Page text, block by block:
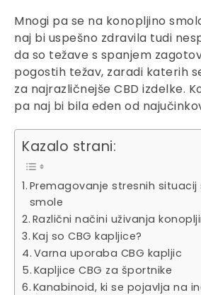
Mnogi pa se na konopljino
naj bi uspešno zdravila tudi
da so težave s spanjem
pogostih težav, zaradi katerih
za najrazličnejše CBD izdelke.
pa naj bi bila eden od
Kazalo strani:
Premagovanje stresnih situacij
smole
Različni načini uživanja
Kaj so CBG kapljice?
Varna uporaba CBG kapljic
Kapljice CBG za športnike
Kanabinoid, ki se pojavlja na